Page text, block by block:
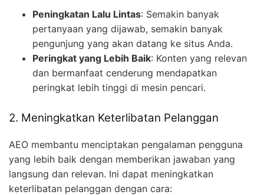
Peningkatan Lalu Lintas: Semakin banyak
pertanyaan yang dijawab, semakin banyak
pengunjung yang akan datang ke situs Anda.
Peringkat yang Lebih Baik: Konten yang relevan
dan bermanfaat cenderung mendapatkan
peringkat lebih tinggi di mesin pencari.
2. Meningkatkan Keterlibatan Pelanggan
AEO membantu menciptakan pengalaman pengguna
yang lebih baik dengan memberikan jawaban yang
langsung dan relevan. Ini dapat meningkatkan
keterlibatan pelanggan dengan cara: